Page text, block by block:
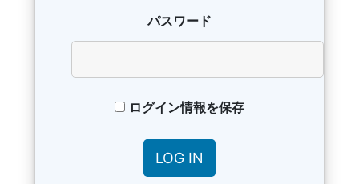
パスワード
ログイン情報を保存